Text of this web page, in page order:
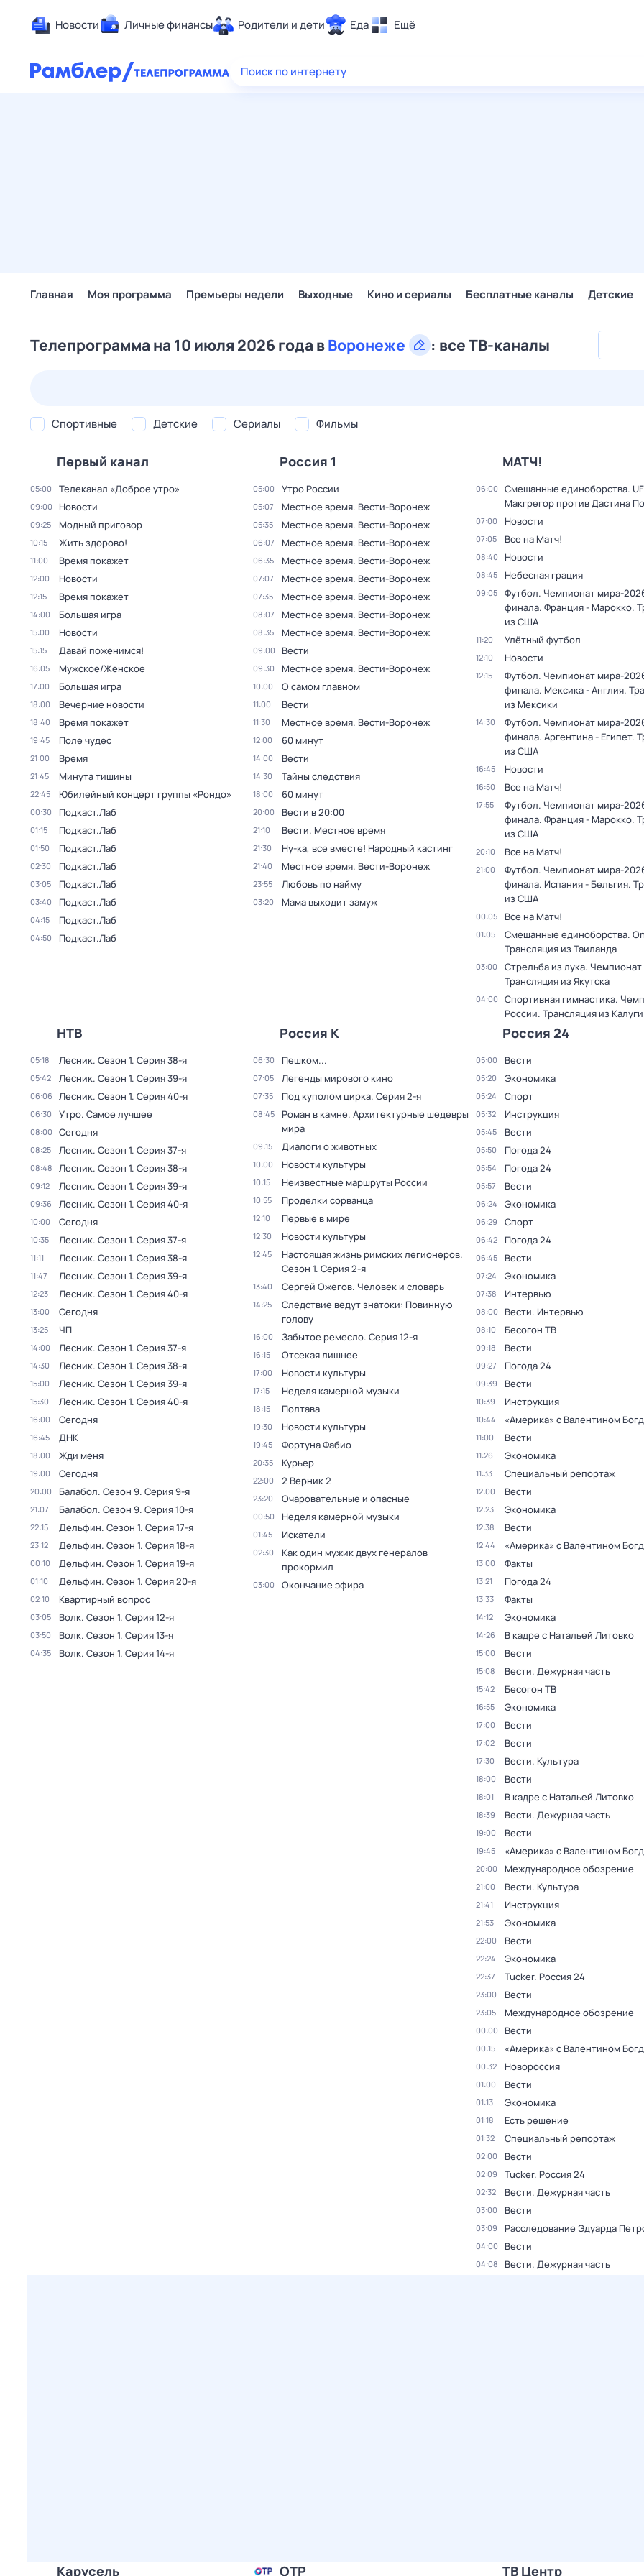
Новости Личные финансы Родители и дети Еда Ещё
Здоровье
Поиск по интернету
Главная Моя программа Премьеры недели Выходные Кино и сериалы Бесплатные каналы Детские
Телепрограмма на 10 июля 2026 года вВоронеже : все ТВ-каналы
Спортивные Детские Сериалы Фильмы
Первый канал
05:00 Телеканал «Доброе утро»
09:00 Новости
09:25 Модный приговор
10:15 Жить здорово!
11:00 Время покажет
12:00 Новости
12:15 Время покажет
14:00 Большая игра
15:00 Новости
15:15 Давай поженимся!
16:05 Мужское/Женское
17:00 Большая игра
18:00 Вечерние новости
18:40 Время покажет
19:45 Поле чудес
21:00 Время
21:45 Минута тишины
22:45 Юбилейный концерт группы «Рондо»
00:30 Подкаст.Лаб
01:15 Подкаст.Лаб
01:50 Подкаст.Лаб
02:30 Подкаст.Лаб
03:05 Подкаст.Лаб
03:40 Подкаст.Лаб
04:15 Подкаст.Лаб
04:50 Подкаст.Лаб
Россия 1
05:00 Утро России
05:07 Местное время. Вести-Воронеж
05:35 Местное время. Вести-Воронеж
06:07 Местное время. Вести-Воронеж
06:35 Местное время. Вести-Воронеж
07:07 Местное время. Вести-Воронеж
07:35 Местное время. Вести-Воронеж
08:07 Местное время. Вести-Воронеж
08:35 Местное время. Вести-Воронеж
09:00 Вести
09:30 Местное время. Вести-Воронеж
10:00 О самом главном
11:00 Вести
11:30 Местное время. Вести-Воронеж
12:00 60 минут
14:00 Вести
14:30 Тайны следствия
18:00 60 минут
20:00 Вести в 20:00
21:10 Вести. Местное время
21:30 Ну-ка, все вместе! Народный кастинг
21:40 Местное время. Вести-Воронеж
23:55 Любовь по найму
03:20 Мама выходит замуж
МАТЧ!
06:00
Смешанные единоборства.
Макгрегор против Дастина
07:00 Новости
07:05 Все на Матч!
08:40 Новости
08:45 Небесная грация
09:05
Футбол. Чемпионат мира-
финала. Франция - Марокко.
из США
11:20 Улётный футбол
12:10 Новости
12:15
Футбол. Чемпионат мира-
финала. Мексика - Англия.
из Мексики
14:30
Футбол. Чемпионат мира-
финала. Аргентина - Египет.
из США
16:45 Новости
16:50 Все на Матч!
17:55
Футбол. Чемпионат мира-
финала. Франция - Марокко.
из США
20:10 Все на Матч!
21:00
Футбол. Чемпионат мира-
финала. Испания - Бельгия.
из США
00:05 Все на Матч!
01:05
Смешанные единоборства.
Трансляция из Таиланда
03:00
Стрельба из лука. Чемпионат
Трансляция из Якутска
04:00
Спортивная гимнастика.
России. Трансляция из Калуги
НТВ
05:18 Лесник. Сезон 1. Серия 38-я
05:42 Лесник. Сезон 1. Серия 39-я
06:06 Лесник. Сезон 1. Серия 40-я
06:30 Утро. Самое лучшее
08:00 Сегодня
08:25 Лесник. Сезон 1. Серия 37-я
08:48 Лесник. Сезон 1. Серия 38-я
09:12 Лесник. Сезон 1. Серия 39-я
09:36 Лесник. Сезон 1. Серия 40-я
10:00 Сегодня
10:35 Лесник. Сезон 1. Серия 37-я
11:11 Лесник. Сезон 1. Серия 38-я
11:47 Лесник. Сезон 1. Серия 39-я
12:23 Лесник. Сезон 1. Серия 40-я
13:00 Сегодня
13:25 ЧП
14:00 Лесник. Сезон 1. Серия 37-я
14:30 Лесник. Сезон 1. Серия 38-я
15:00 Лесник. Сезон 1. Серия 39-я
15:30 Лесник. Сезон 1. Серия 40-я
16:00 Сегодня
16:45 ДНК
18:00 Жди меня
19:00 Сегодня
20:00 Балабол. Сезон 9. Серия 9-я
21:07 Балабол. Сезон 9. Серия 10-я
22:15 Дельфин. Сезон 1. Серия 17-я
23:12 Дельфин. Сезон 1. Серия 18-я
00:10 Дельфин. Сезон 1. Серия 19-я
01:10 Дельфин. Сезон 1. Серия 20-я
02:10 Квартирный вопрос
03:05 Волк. Сезон 1. Серия 12-я
03:50 Волк. Сезон 1. Серия 13-я
04:35 Волк. Сезон 1. Серия 14-я
Россия К
06:30 Пешком...
07:05 Легенды мирового кино
07:35 Под куполом цирка. Серия 2-я
08:45
Роман в камне. Архитектурные шедевры
мира
09:15 Диалоги о животных
10:00 Новости культуры
10:15 Неизвестные маршруты России
10:55 Проделки сорванца
12:10 Первые в мире
12:30 Новости культуры
12:45 Настоящая жизнь римских легионеров.
Сезон 1. Серия 2-я
13:40 Сергей Ожегов. Человек и словарь
14:25
Следствие ведут знатоки: Повинную
голову
16:00 Забытое ремесло. Серия 12-я
16:15 Отсекая лишнее
17:00 Новости культуры
17:15 Неделя камерной музыки
18:15 Полтава
19:30 Новости культуры
19:45 Фортуна Фабио
20:35 Курьер
22:00 2 Верник 2
23:20 Очаровательные и опасные
00:50 Неделя камерной музыки
01:45 Искатели
02:30
Как один мужик двух генералов
прокормил
03:00 Окончание эфира
Россия 24
05:00 Вести
05:20 Экономика
05:24 Спорт
05:32 Инструкция
05:45 Вести
05:50 Погода 24
05:54 Погода 24
05:57 Вести
06:24 Экономика
06:29 Спорт
06:42 Погода 24
06:45 Вести
07:24 Экономика
07:38 Интервью
08:00 Вести. Интервью
08:10 Бесогон ТВ
09:18 Вести
09:27 Погода 24
09:39 Вести
10:39 Инструкция
10:44 «Америка» с Валентином
11:00 Вести
11:26 Экономика
11:33 Специальный репортаж
12:00 Вести
12:23 Экономика
12:38 Вести
12:44 «Америка» с Валентином
13:00 Факты
13:21 Погода 24
13:33 Факты
14:12 Экономика
14:26 В кадре с Натальей Литовко
15:00 Вести
15:08 Вести. Дежурная часть
15:42 Бесогон ТВ
16:55 Экономика
17:00 Вести
17:02 Вести
17:30 Вести. Культура
18:00 Вести
18:01 В кадре с Натальей Литовко
18:39 Вести. Дежурная часть
19:00 Вести
19:45 «Америка» с Валентином
20:00 Международное обозрение
21:00 Вести. Культура
21:41 Инструкция
21:53 Экономика
22:00 Вести
22:24 Экономика
22:37 Tucker. Россия 24
23:00 Вести
23:05 Международное обозрение
00:00 Вести
00:15 «Америка» с Валентином
00:32 Новороссия
01:00 Вести
01:13 Экономика
01:18 Есть решение
01:32 Специальный репортаж
02:00 Вести
02:09 Tucker. Россия 24
02:32 Вести. Дежурная часть
03:00 Вести
03:09 Расследование Эдуарда
04:00 Вести
04:08 Вести. Дежурная часть
Карусель ОТР ТВ Центр